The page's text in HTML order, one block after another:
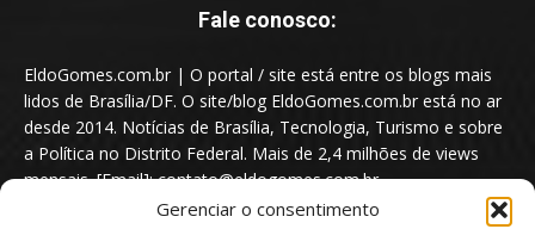
Gerenciar o consentimento
Fale conosco:
EldoGomes.com.br | O portal / site está entre os blogs mais
lidos de Brasília/DF. O site/blog EldoGomes.com.br está no ar
desde 2014. Notícias de Brasília, Tecnologia, Turismo e sobre
a Política no Distrito Federal. Mais de 2,4 milhões de views
mensais. [Email]: contato@eldogomes.com.br